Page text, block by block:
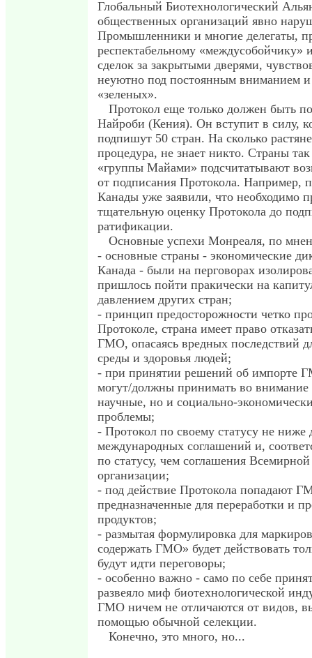
Глобальный Биотехнологический
общественных организаций явно
Промышленники и многие делегаты,
респектабельному «междусобойчику»
сделок за закрытыми дверями,
неуютно под постоянным вниманием
«зеленых».
Протокол еще только должен быть
Найроби (Кения). Он вступит в силу,
подпишут 50 стран. На сколько
процедура, не знает никто. Страны
«группы Майами» подсчитатывают
от подписания Протокола. Например,
Канады уже заявили, что необходимо
тщательную оценку Протокола до
ратификации.
Основные успехи Монреаля, по
- основные страны - экономические
Канада - были на перговорах
пришлось пойти пракически на
давлением других стран;
- принцип предосторожности четко
Протоколе, страна имеет право
ГМО, опасаясь вредных последствий
среды и здоровья людей;
- при принятии решений об импорте
могут/должны принимать во внимание
научные, но и социально-
проблемы;
- Протокол по своему статусу не ниже
международных соглашений и,
по статусу, чем соглашения
организации;
- под действие Протокола попадают
предназначенные для переработки и
продуктов;
- размытая формулировка для
содержать ГМО» будет действовать
будут идти переговоры;
- особенно важно - само по себе
развеяло миф биотехнологической
ГМО ничем не отличаются от видов,
помощью обычной селекции.
Конечно, это много, но...